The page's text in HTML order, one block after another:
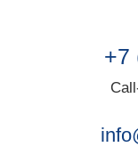
+7